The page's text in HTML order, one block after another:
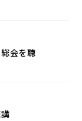
会を聴